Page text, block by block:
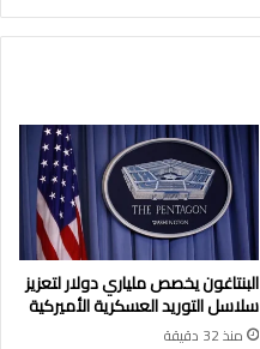
البنتاغون يخصص ملياري دولار لتعزيز
سلاسل التوريد العسكرية الأميركية
منذ 32 دقيقة